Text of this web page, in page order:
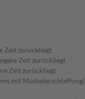
Zeit zurückliegt
Zeit zurückliegt
Zeit zurückliegt
mit Muskelerschlaffung)